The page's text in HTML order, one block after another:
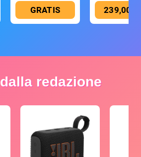
GRATIS 239,00 €
redazione